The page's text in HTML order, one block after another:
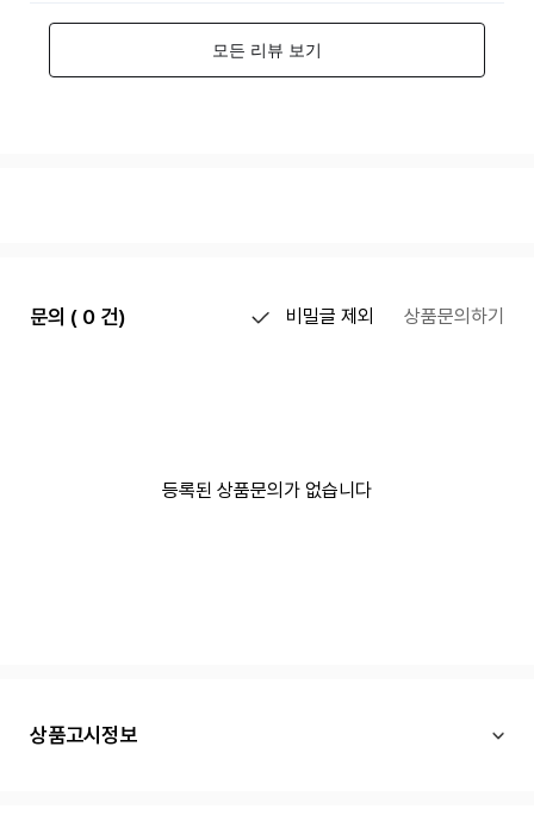
문의 ( 0 건) 비밀글 제외 상품문의하기
등록된 상품문의가 없습니다
상품고시정보